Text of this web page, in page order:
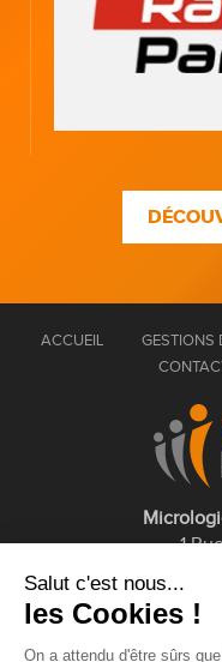
ACCUEIL GESTIONS
1
Salut c'est nous...
les Cookies !
On a attendu d'être sûrs